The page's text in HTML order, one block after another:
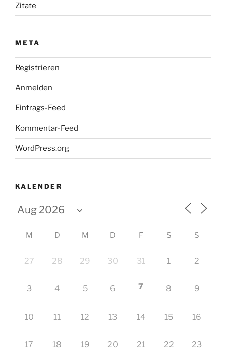
Zitate
META
Registrieren
Anmelden
Eintrags-Feed
Kommentar-Feed
WordPress.org
KALENDER
M D M D F S S
27 28 29 30 31 1 2
3 4 5 6 7 8 9
10 11 12 13 14 15 16
17 18 19 20 21 22 23